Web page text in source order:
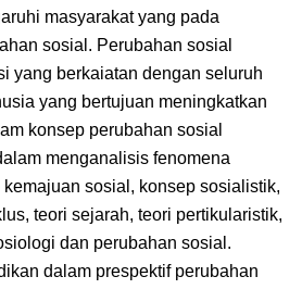
masyarakat yang pada
sosial. Perubahan sosial
yang berkaiatan dengan seluruh
yang bertujuan meningkatkan
konsep perubahan sosial
menganalisis fenomena
sosial, konsep sosialistik,
teori sejarah, teori pertikularistik,
dan perubahan sosial.
dalam prespektif perubahan